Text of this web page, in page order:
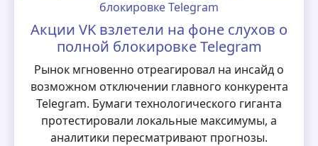
Акции VK взлетели на фоне слухов о
полной блокировке Telegram
Рынок мгновенно отреагировал на инсайд о
возможном отключении главного конкурента
Telegram. Бумаги технологического гиганта
протестировали локальные максимумы, а
аналитики пересматривают прогнозы.